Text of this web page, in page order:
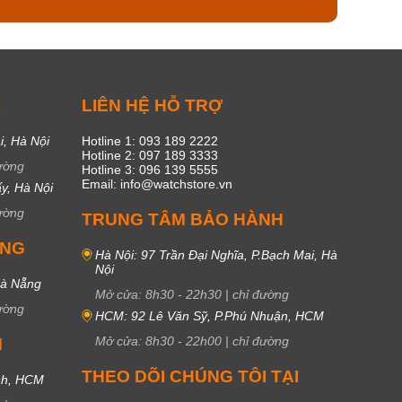
Hà Nội
Hà Nội
Nẵng
HCM
LIÊN HỆ HỖ TRỢ
Hotline 1: 093 189 2222
Hotline 2: 097 189 3333
Hotline 3: 096 139 5555
Email: info@watchstore.vn
TRUNG TÂM BẢO HÀNH
Hà Nội: 97 Trần Đại Nghĩa, P.Bạch Mai, Hà
Nội
Mở cửa: 8h30 - 22h30 | chỉ đường
HCM: 92 Lê Văn Sỹ, P.Phú Nhuận, HCM
Mở cửa: 8h30 - 22h00 | chỉ đường
THEO DÕI CHÚNG TÔI TẠI